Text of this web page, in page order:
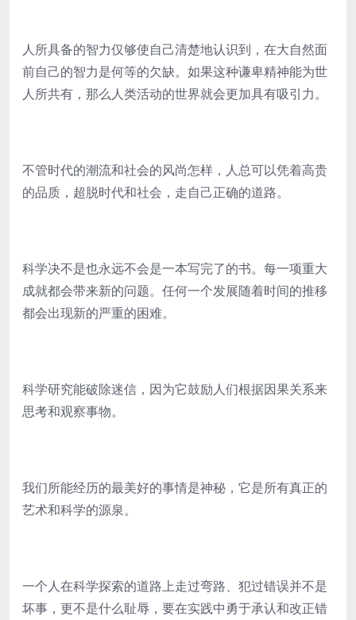
人所具备的智力仅够使自己清楚地认识到，在大自然面
前自己的智力是何等的欠缺。如果这种谦卑精神能为世
人所共有，那么人类活动的世界就会更加具有吸引力。
不管时代的潮流和社会的风尚怎样，人总可以凭着高贵
的品质，超脱时代和社会，走自己正确的道路。
科学决不是也永远不会是一本写完了的书。每一项重大
成就都会带来新的问题。任何一个发展随着时间的推移
都会出现新的严重的困难。
科学研究能破除迷信，因为它鼓励人们根据因果关系来
思考和观察事物。
我们所能经历的最美好的事情是神秘，它是所有真正的
艺术和科学的源泉。
一个人在科学探索的道路上走过弯路、犯过错误并不是
坏事，更不是什么耻辱，要在实践中勇于承认和改正错